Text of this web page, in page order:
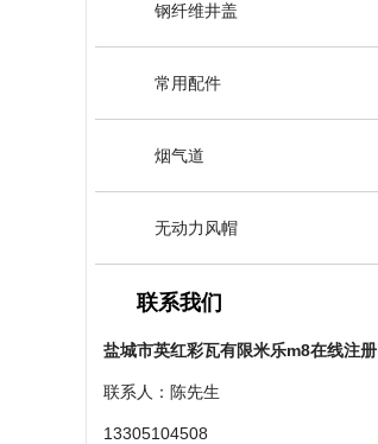
钢纤维井盖
常用配件
烟气道
无动力风帽
联系我们
盐城市英红彩瓦有限米乐m8在线注册
联系人：陈先生
13305104508